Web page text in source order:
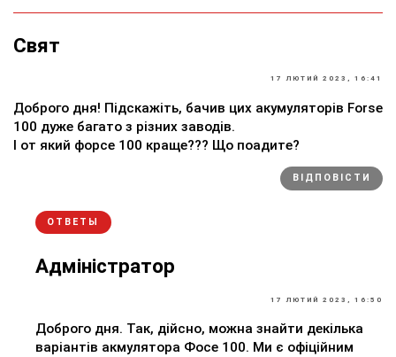
Свят
17 ЛЮТИЙ 2023, 16:41
Доброго дня! Підскажіть, бачив цих акумуляторів Forse
100 дуже багато з різних заводів.
І от який форсе 100 краще??? Що поадите?
ВІДПОВІСТИ
ОТВЕТЫ
Адміністратор
17 ЛЮТИЙ 2023, 16:50
Доброго дня. Так, дійсно, можна знайти декілька
варіантів акмулятора Фосе 100. Ми є офіційним